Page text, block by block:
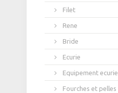
Filet
Rene
Bride
Ecurie
Equipement ecurie
Fourches et pelles